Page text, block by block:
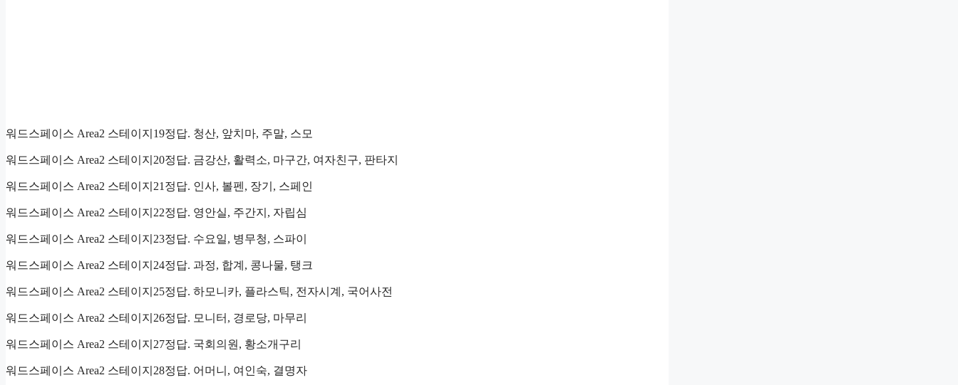
워드스페이스 Area2 스테이지19정답. 청산, 앞치마, 주말, 스모
워드스페이스 Area2 스테이지20정답. 금강산, 활력소, 마구간, 여자친구, 판타지
워드스페이스 Area2 스테이지21정답. 인사, 볼펜, 장기, 스페인
워드스페이스 Area2 스테이지22정답. 영안실, 주간지, 자립심
워드스페이스 Area2 스테이지23정답. 수요일, 병무청, 스파이
워드스페이스 Area2 스테이지24정답. 과정, 합계, 콩나물, 탱크
워드스페이스 Area2 스테이지25정답. 하모니카, 플라스틱, 전자시계, 국어사전
워드스페이스 Area2 스테이지26정답. 모니터, 경로당, 마무리
워드스페이스 Area2 스테이지27정답. 국회의원, 황소개구리
워드스페이스 Area2 스테이지28정답. 어머니, 여인숙, 결명자